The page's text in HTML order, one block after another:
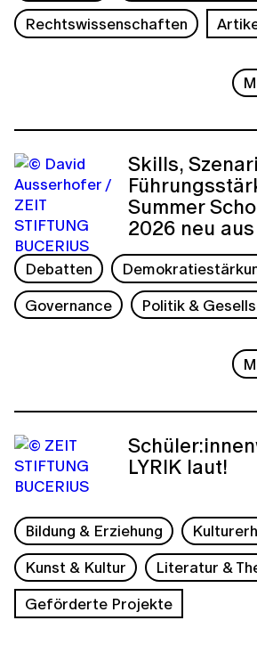
Rechtswissenschaften
Skills,
Summer
2026 neu aus
Debatten
Governance
Politik &
LYRIK laut!
Bildung & Erziehung
Kunst & Kultur
Literatur &
Geförderte Projekte